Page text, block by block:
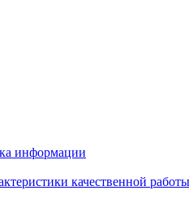
информации
качественной работы